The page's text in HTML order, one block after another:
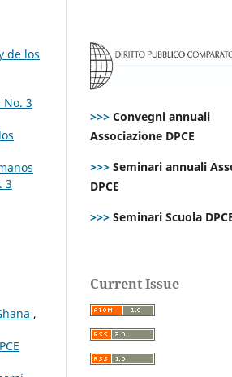
de los
No. 3
3
,
>>> Convegni annuali
Associazione DPCE
>>> Seminari annuali
DPCE
>>> Seminari Scuola
Current Issue